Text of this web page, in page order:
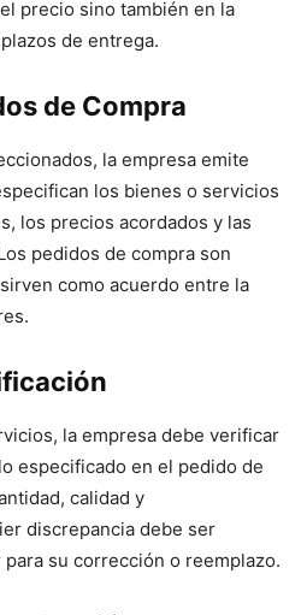
precio sino también en la
de entrega.
de Compra
la empresa emite
los bienes o servicios
los precios acordados y las
pedidos de compra son
como acuerdo entre la
la empresa debe verificar
especificado en el pedido de
calidad y
discrepancia debe ser
su corrección o reemplazo.